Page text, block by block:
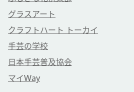
グラスアート
クラフトハート トーカイ
手芸の学校
日本手芸普及協会
マイWay